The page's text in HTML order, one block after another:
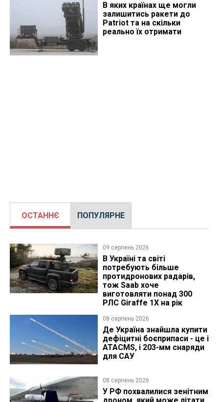
В яких країнах ще могли
залишитись ракети до
Patriot та на скільки
реально їх отримати
ОСТАННЄ ПОПУЛЯРНЕ
09 серпень 2026
В Україні та світі
потребують більше
протидронових радарів,
тож Saab хоче
виготовляти понад 300
РЛС Giraffe 1X на рік
08 серпень 2026
Де Україна знайшла купити
дефіцитні боєприпаси - це і
ATACMS, і 203-мм снаряди
для САУ
08 серпень 2026
У РФ похвалилися зенітним